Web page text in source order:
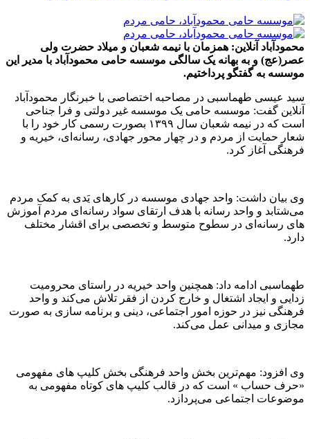
محمودآباد آنلاین: همزمان با نیمه شعبان و میلاد حضرت ولی
عصر(عج) و به بهانه یک سالگی موسسه حامی محمودآباد با مدیر این
موسسه به گفتگو پرداختیم.
سید عیسی طهماسبی در مصاحبه اختصاصی با خبرنگار محمودآباد
آنلاین گفت: موسسه حامی یک موسسه غیر دولتی و فرا جناحی
است که در نیمه شعبان‌ سال ۱۳۹۹ بصورت رسمی کار خود را با
شعار حمایت از مردم و در چهار محور جهادی، رسانه‌ای، خیریه و
فرهنگی آغاز کرد.
وی بیان داشت: واحد جهادی موسسه در کارهای یَدی به کمک مردم
می‌شتابد و واحد رسانه با هدف ارتقای سواد رسانه‌ای مردم آموزش
های رسانه‌ای در سطوح متوسط و تخصصی برای اقشار مختلف
دارد.
طهماسبی ادامه داد: همچنین واحد خیریه در راستای محرومیت
زدایی و ایجاد اشتغال و خارج کردن از فقر تلاش می‌کند و واحد
فرهنگی نیز در حوزه امور اجتماعی، دینی و برنامه سازی به صورت
مجازی و میدانی عمل می‌کند.
وی افزود: مهم‌ترین بخش واحد فرهنگی بخش کلیپ های مفهومی
«حرف حساب » است که در قالب کلیپ های کوتاه مفهومی به
موضوعات اجتماعی می‌پردازد.